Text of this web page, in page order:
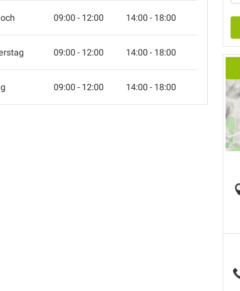
09:00 - 12:00 14:00 - 18:00
09:00 - 12:00 14:00 - 18:00
09:00 - 12:00 14:00 - 18:00